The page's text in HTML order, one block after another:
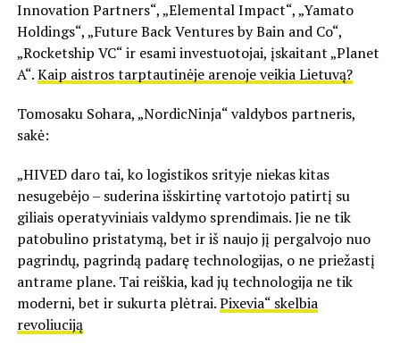
Innovation Partners“, „Elemental Impact“, „Yamato
Holdings“, „Future Back Ventures by Bain and Co“,
„Rocketship VC“ ir esami investuotojai, įskaitant „Planet
A“.Kaip aistros tarptautinėje arenoje veikia Lietuvą?
Tomosaku Sohara, „NordicNinja“ valdybos partneris,
sakė:
„HIVED daro tai, ko logistikos srityje niekas kitas
nesugebėjo – suderina išskirtinę vartotojo patirtį su
giliais operatyviniais valdymo sprendimais. Jie ne tik
patobulino pristatymą, bet ir iš naujo jį pergalvojo nuo
pagrindų, pagrindą padarę technologijas, o ne priežastį
antrame plane. Tai reiškia, kad jų technologija ne tik
moderni, bet ir sukurta plėtrai.Pixevia“ skelbia
revoliuciją